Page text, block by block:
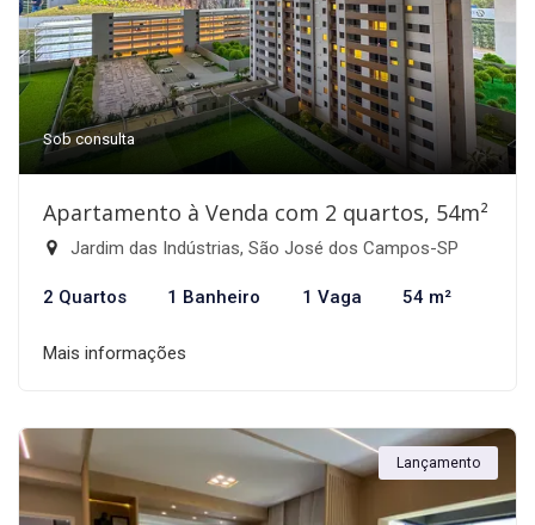
Sob consulta
Apartamento à Venda com 2 quartos, 54m²
Jardim das Indústrias, São José dos Campos-SP
2 Quartos 1 Banheiro 1 Vaga 54 m²
Mais informações
Lançamento